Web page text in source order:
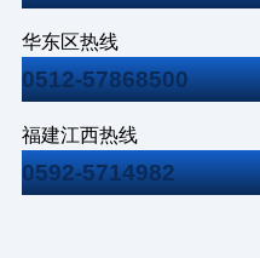
华东区热线
0512-57868500
福建江西热线
0592-5714982